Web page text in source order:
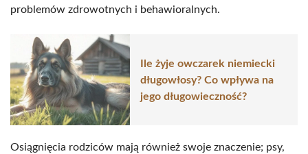
problemów zdrowotnych i behawioralnych.
Ile żyje owczarek niemiecki
długowłosy? Co wpływa na
jego długowieczność?
Osiągnięcia rodziców mają również swoje znaczenie; psy,